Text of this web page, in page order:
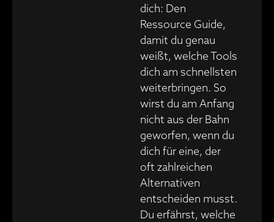
dich: Den
Ressource Guide,
damit du genau
weißt, welche Tools
dich am schnellsten
weiterbringen. So
wirst du am Anfang
nicht aus der Bahn
geworfen, wenn du
dich für eine, der
oft zahlreichen
Alternativen
entscheiden musst.
Du erfährst, welche